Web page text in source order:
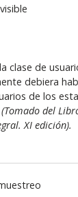
clase de
debiera
de los
(Tomado del
XI edición).